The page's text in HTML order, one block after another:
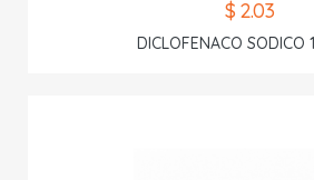
$ 2.03
DICLOFENACO SODICO